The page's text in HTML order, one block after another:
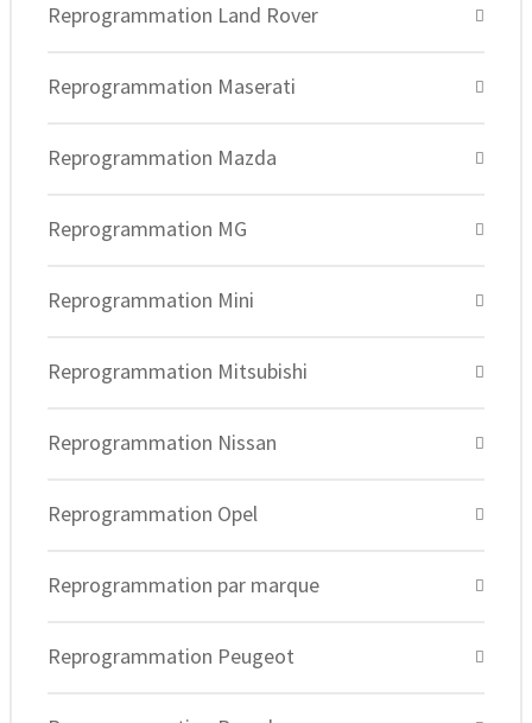
Reprogrammation Land Rover
Reprogrammation Maserati
Reprogrammation Mazda
Reprogrammation MG
Reprogrammation Mini
Reprogrammation Mitsubishi
Reprogrammation Nissan
Reprogrammation Opel
Reprogrammation par marque
Reprogrammation Peugeot